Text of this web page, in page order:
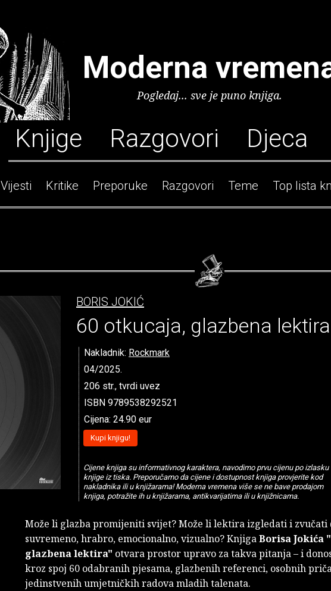
Moderna
Pogledaj... sve je puno knjiga.
Knjige Razgovori Djeca
Vijesti Kritike Preporuke Razgovori Teme Top lista
BORIS JOKIĆ
60 otkucaja, glazbena lektira
Nakladnik: Rockmark
04/2025.
206 str., tvrdi uvez
ISBN 9789538292521
Cijena: 24.90 eur
Kupi knjigu!
Cijene knjiga su informativnog karaktera, navodimo prvu cijenu po izlasku
knjige iz tiska. Preporučamo da cijene i dostupnost knjiga provjerite kod
nakladnika ili u knjižarama! Moderna vremena više se ne bave prodajom
knjiga, potražite ih u knjižarama, antikvarijatima ili u knjižnicama.
Može li glazba promijeniti svijet? Može li lektira izgledati i zvučati
suvremeno, hrabro, emocionalno, vizualno? KnjigaBorisa Jokića
glazbena lektira" otvara prostor upravo za takva pitanja – i
kroz spoj 60 odabranih pjesama, glazbenih referenci, osobnih
jedinstvenih umjetničkih radova mladih talenata.